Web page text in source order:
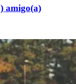
amigo(a)